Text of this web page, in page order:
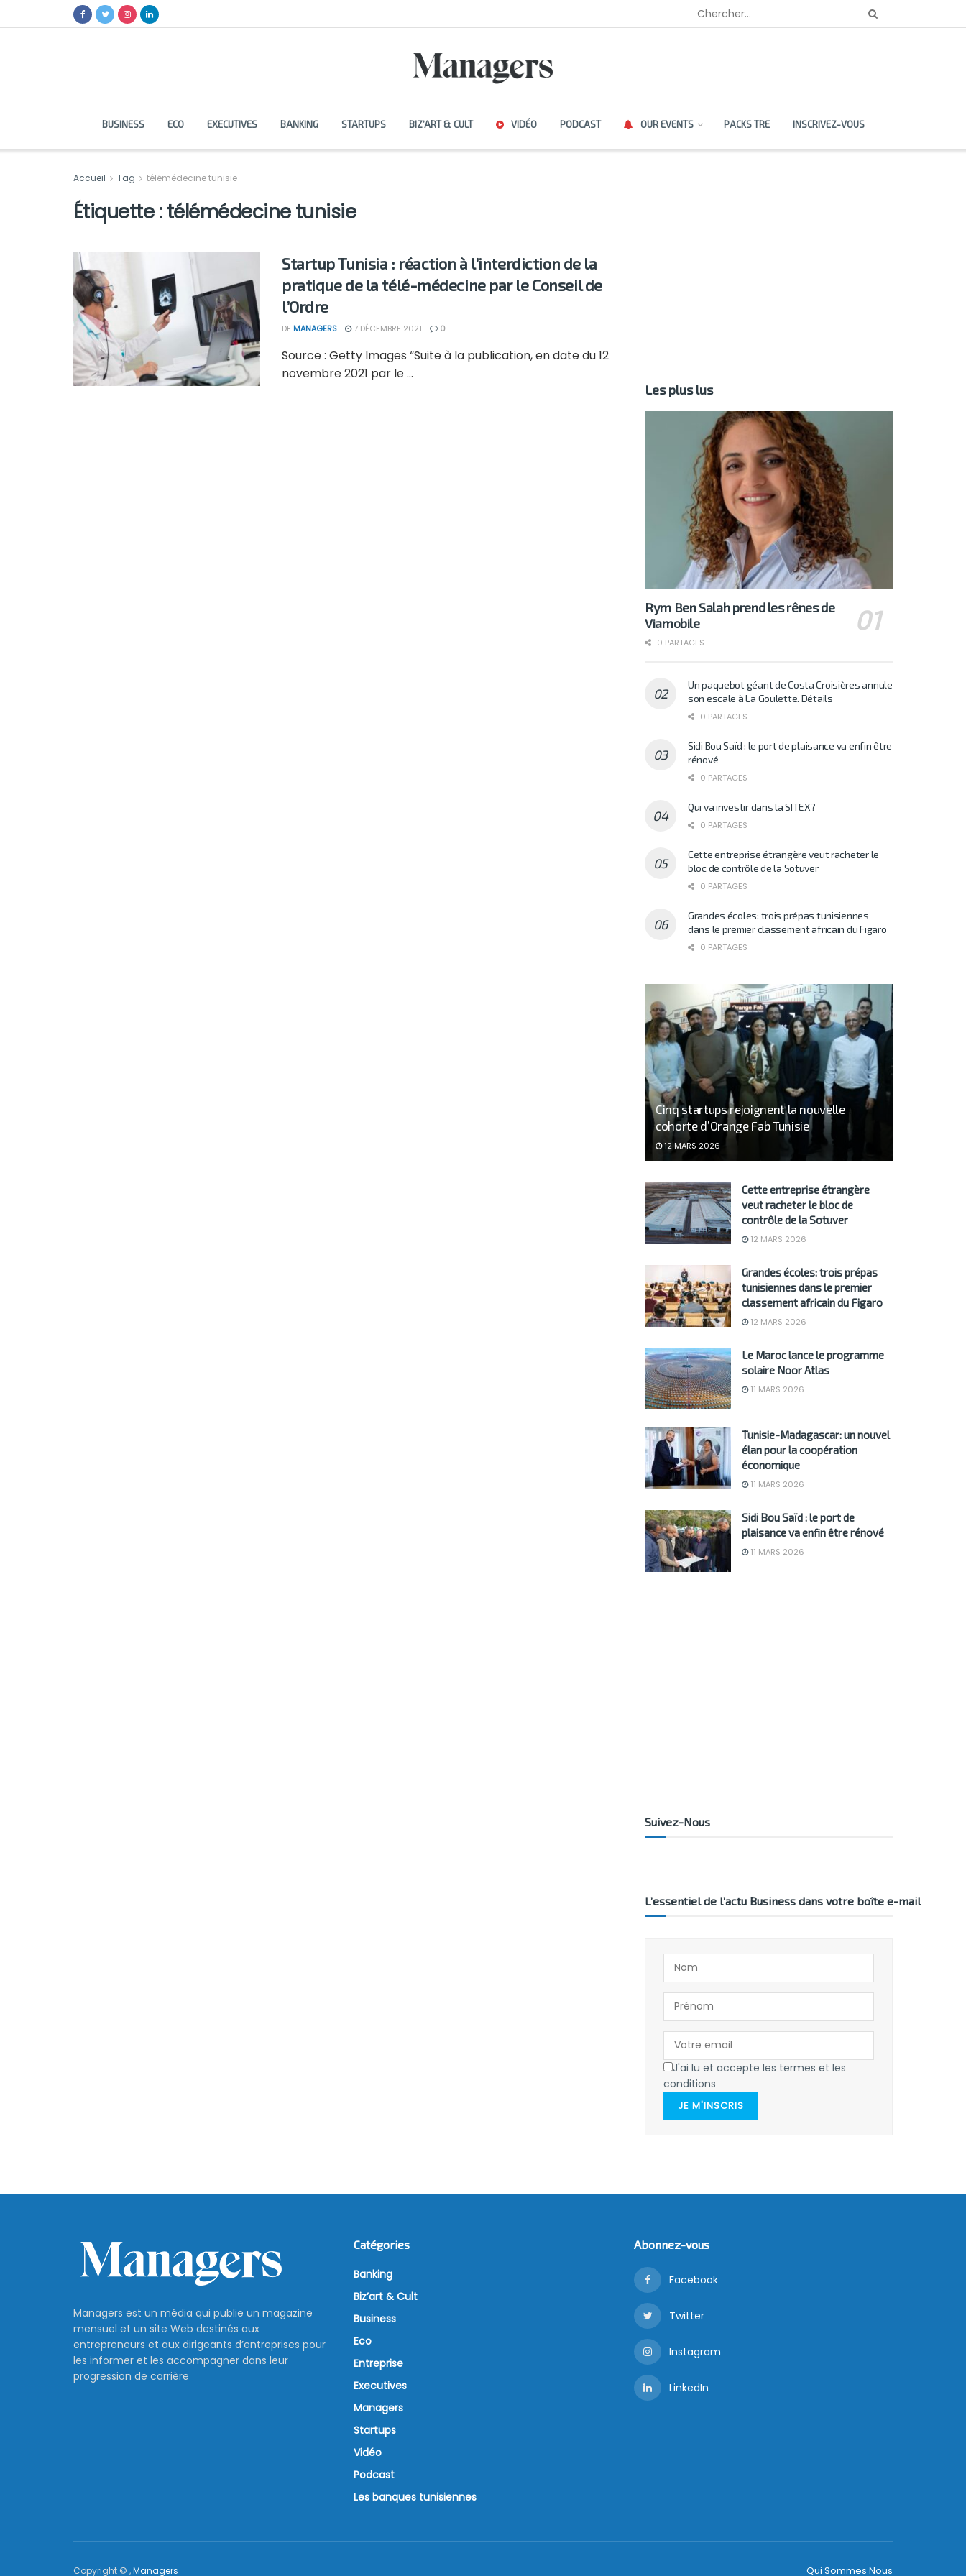
BUSINESS ECO EXECUTIVES BANKING STARTUPS BIZ’ART & CULT VIDÉO PODCAST OUR EVENTS PACKS TRE INSCRIVEZ-VOUS
Accueil Tag télémédecine tunisie
Étiquette :télémédecine tunisie
Startup Tunisia : réaction à l’interdiction de la
pratique de la télé-médecine par le Conseil de
l’Ordre
DE MANAGERS 7 DÉCEMBRE 2021 0
Source : Getty Images “Suite à la publication, en date du 12
novembre 2021 par le ...
Les plus lus
Rym Ben Salah prend les rênes de
Viamobile
0 PARTAGES
Un paquebot géant de Costa Croisières annule
son escale à La Goulette. Détails
0 PARTAGES
Sidi Bou Saïd : le port de plaisance va enfin être
rénové
0 PARTAGES
Qui va investir dans la SITEX?
0 PARTAGES
Cette entreprise étrangère veut racheter le
bloc de contrôle de la Sotuver
0 PARTAGES
Grandes écoles: trois prépas tunisiennes
dans le premier classement africain du Figaro
0 PARTAGES
Cinq startups rejoignent la nouvelle
cohorte d’Orange Fab Tunisie
12 MARS 2026
Cette entreprise étrangère
veut racheter le bloc de
contrôle de la Sotuver
12 MARS 2026
Grandes écoles: trois prépas
tunisiennes dans le premier
classement africain du Figaro
12 MARS 2026
Le Maroc lance le programme
solaire Noor Atlas
11 MARS 2026
Tunisie-Madagascar: un nouvel
élan pour la coopération
économique
11 MARS 2026
Sidi Bou Saïd : le port de
plaisance va enfin être rénové
11 MARS 2026
Suivez-Nous
L’essentiel de l’actu Business dans votre boîte e-mail
J'ai lu et accepte les termes et les
conditions
JE M'INSCRIS
Managers est un média qui publie un magazine
mensuel et un site Web destinés aux
entrepreneurs et aux dirigeants d’entreprises pour
les informer et les accompagner dans leur
progression de carrière
Catégories
Banking
Biz’art & Cult
Business
Eco
Entreprise
Executives
Managers
Startups
Vidéo
Podcast
Les banques tunisiennes
Abonnez-vous
Facebook
Twitter
Instagram
LinkedIn
Qui Sommes Nous
Copyright © ,Managers